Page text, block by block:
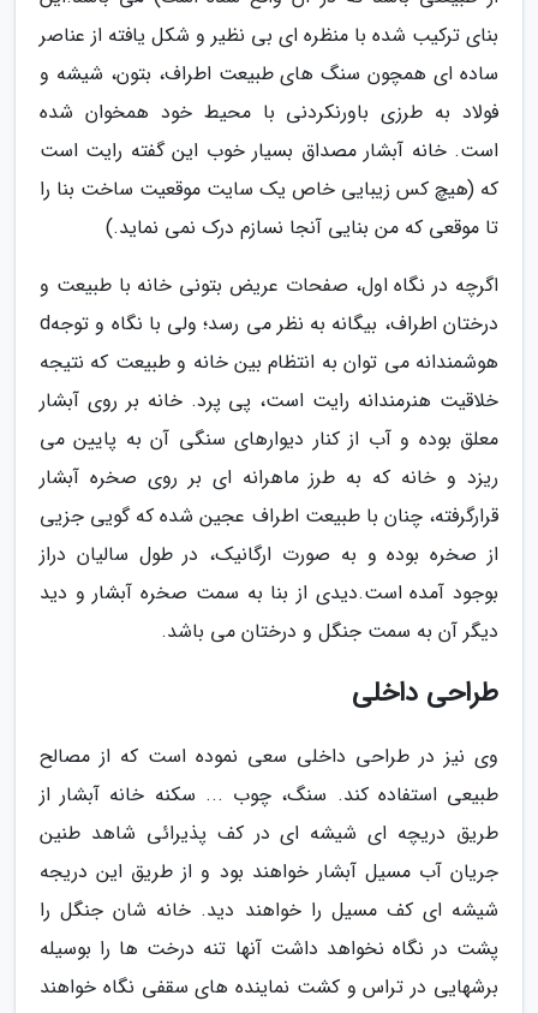
بنای ترکیب شده با منظره ای بی نظیر و شکل یافته از عناصر
ساده ای همچون سنگ های طبیعت اطراف، بتون، شیشه و
فولاد به طرزی باورنکردنی با محیط خود همخوان شده
است. خانه آبشار مصداق بسیار خوب این گفته رایت است
که (هیچ کس زیبایی خاص یک سایت موقعیت ساخت بنا را
تا موقعی که من بنایی آنجا نسازم درک نمی نماید.)
اگرچه در نگاه اول، صفحات عریض بتونی خانه با طبیعت و
درختان اطراف، بیگانه به نظر می رسد؛ ولی با نگاه و توجهd
هوشمندانه می توان به انتظام بین خانه و طبیعت که نتیجه
خلاقیت هنرمندانه رایت است، پی پرد. خانه بر روی آبشار
معلق بوده و آب از کنار دیوارهای سنگی آن به پایین می
ریزد و خانه که به طرز ماهرانه ای بر روی صخره آبشار
قرارگرفته، چنان با طبیعت اطراف عجین شده که گویی جزیی
از صخره بوده و به صورت ارگانیک، در طول سالیان دراز
بوجود آمده است.دیدی از بنا به سمت صخره آبشار و دید
دیگر آن به سمت جنگل و درختان می باشد.
طراحی داخلی
وی نیز در طراحی داخلی سعی نموده است که از مصالح
طبیعی استفاده کند. سنگ، چوب ... سکنه خانه آبشار از
طریق دریچه ای شیشه ای در کف پذیرائی شاهد طنین
جریان آب مسیل آبشار خواهند بود و از طریق این دریجه
شیشه ای کف مسیل را خواهند دید. خانه شان جنگل را
پشت در نگاه نخواهد داشت آنها تنه درخت ها را بوسیله
برشهایی در تراس و کشت نماینده های سقفی نگاه خواهند